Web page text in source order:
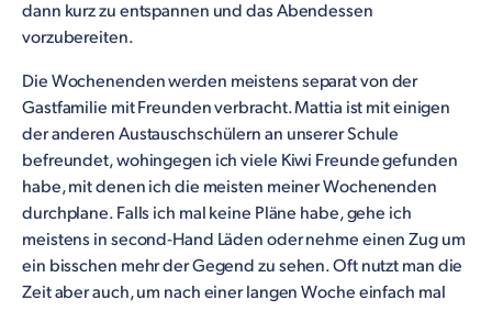
dann kurz zu entspannen und das Abendessen
vorzubereiten.
Die Wochenenden werden meistens separat von der
Gastfamilie mit Freunden verbracht. Mattia ist mit einigen
der anderen Austauschschülern an unserer Schule
befreundet, wohingegen ich viele Kiwi Freunde gefunden
habe, mit denen ich die meisten meiner Wochenenden
durchplane. Falls ich mal keine Pläne habe, gehe ich
meistens in second-Hand Läden oder nehme einen Zug um
ein bisschen mehr der Gegend zu sehen. Oft nutzt man die
Zeit aber auch, um nach einer langen Woche einfach mal